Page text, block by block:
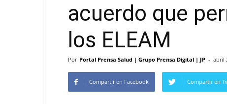
acuerdo que
los ELEAM
Por Portal Prensa Salud | Grupo Prensa Digital | JP - abril
Compartir en Facebook Compartir en